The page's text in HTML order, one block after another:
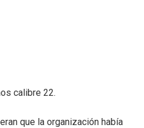
calibre 22.
que la organización había